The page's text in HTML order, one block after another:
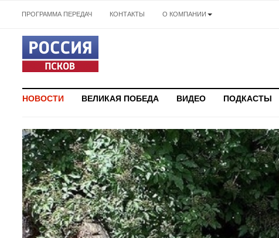
ПРОГРАММА ПЕРЕДАЧ КОНТАКТЫ О КОМПАНИИ
НОВОСТИ ВЕЛИКАЯ ПОБЕДА ВИДЕО ПОДКАСТЫ